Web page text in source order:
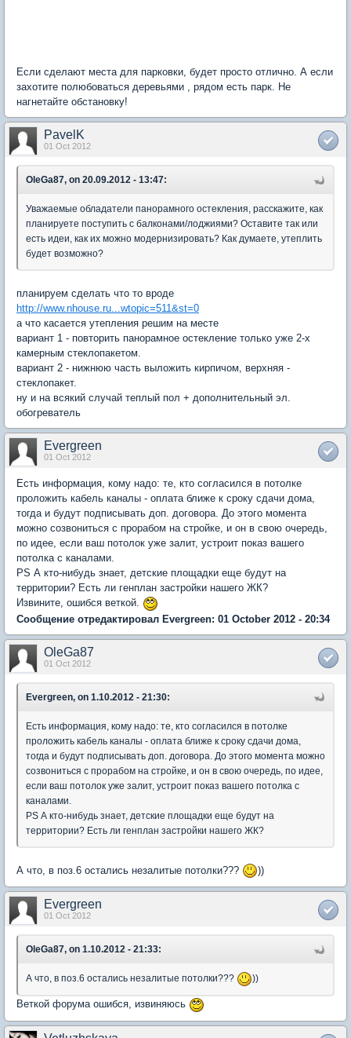
Если сделают места для парковки, будет просто отлично. А если
захотите полюбоваться деревьями , рядом есть парк. Не
нагнетайте обстановку!
PavelK
01 Oct 2012
OleGa87, on 20.09.2012 - 13:47:
Уважаемые обладатели панорамного остекления, расскажите, как
планируете поступить с балконами/лоджиями? Оставите так или
есть идеи, как их можно модернизировать? Как думаете, утеплить
будет возможно?
планируем сделать что то вроде
http://www.nhouse.ru...wtopic=511&st=0
а что касается утепления решим на месте
вариант 1 - повторить панорамное остекление только уже 2-х
камерным стеклопакетом.
вариант 2 - нижнюю часть выложить кирпичом, верхняя -
стеклопакет.
ну и на всякий случай теплый пол + дополнительный эл.
обогреватель
Evergreen
01 Oct 2012
Есть информация, кому надо: те, кто согласился в потолке
проложить кабель каналы - оплата ближе к сроку сдачи дома,
тогда и будут подписывать доп. договора. До этого момента
можно созвониться с прорабом на стройке, и он в свою очередь,
по идее, если ваш потолок уже залит, устроит показ вашего
потолка с каналами.
PS А кто-нибудь знает, детские площадки еще будут на
территории? Есть ли генплан застройки нашего ЖК?
Извините, ошибся веткой.
Сообщение отредактировал Evergreen: 01 October 2012 - 20:34
OleGa87
01 Oct 2012
Evergreen, on 1.10.2012 - 21:30:
Есть информация, кому надо: те, кто согласился в потолке
проложить кабель каналы - оплата ближе к сроку сдачи дома,
тогда и будут подписывать доп. договора. До этого момента можно
созвониться с прорабом на стройке, и он в свою очередь, по идее,
если ваш потолок уже залит, устроит показ вашего потолка с
каналами.
PS А кто-нибудь знает, детские площадки еще будут на
территории? Есть ли генплан застройки нашего ЖК?
А что, в поз.6 остались незалитые потолки??? ))
Evergreen
01 Oct 2012
OleGa87, on 1.10.2012 - 21:33:
А что, в поз.6 остались незалитые потолки??? ))
Веткой форума ошибся, извиняюсь